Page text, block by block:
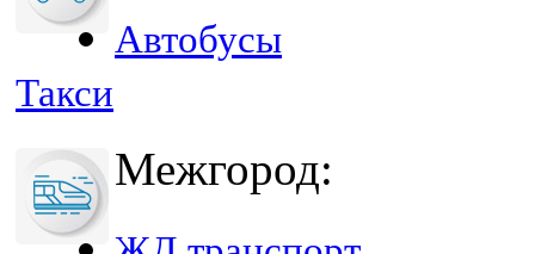
Автобусы
Такси
Межгород: